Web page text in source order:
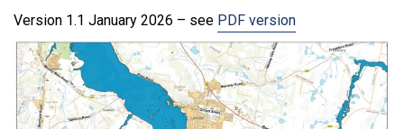
Version 1.1 January 2026 – see PDF version